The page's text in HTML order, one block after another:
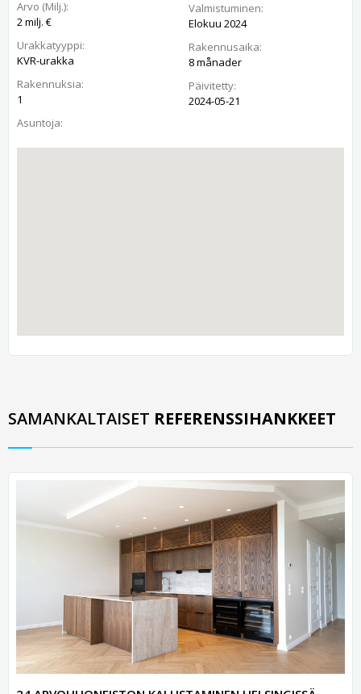
Arvo (Milj.):
2 milj. €
Urakkatyyppi:
KVR-urakka
Rakennuksia:
1
Asuntoja:
Valmistuminen:
Elokuu 2024
Rakennusaika:
8 månader
Päivitetty:
2024-05-21
SAMANKALTAISET REFERENSSIHANKKEET